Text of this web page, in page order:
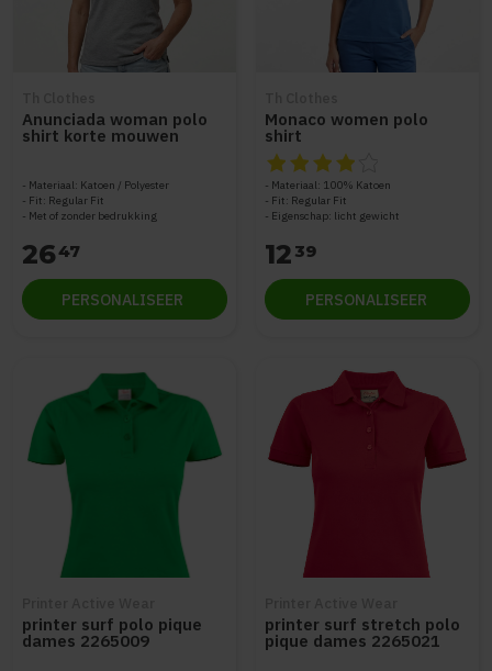
Anunciada woman polo
shirt korte mouwen
Materiaal: Katoen / Polyester
Fit: Regular Fit
Met of zonder bedrukking
2647
PERSONALISEER
Monaco women polo
shirt
De beoordeling van dit
Materiaal: 100% Katoen
Fit: Regular Fit
Eigenschap: licht gewicht
12 39
PERSONALISEER
printer surf polo pique
dames 2265009
printer surf stretch polo
pique dames 2265021